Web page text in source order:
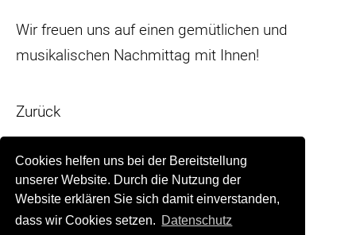
Cookies helfen uns bei der Bereitstellung
unserer Website. Durch die Nutzung der
Website erklären Sie sich damit einverstanden,
dass wir Cookies setzen. Datenschutz
Wir freuen uns auf einen gemütlichen und
musikalischen Nachmittag mit Ihnen!
Zurück